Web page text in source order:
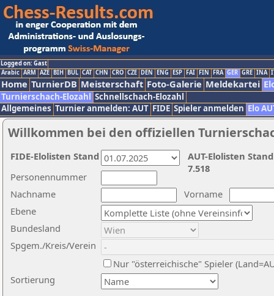
Logged on: Gast
Arabic ARM AZE BIH BUL CAT CHN CRO CZE DEN ENG ESP FAI FIN FRA GER GRE INA
Home TurnierDB Meisterschaft Foto-Galerie Meldekartei
Turnierschach-Elozahl Schnellschach-Elozahl
Allgemeines Turnier anmelden: AUT FIDE Spieler anmelden Elo
Willkommen bei den offiziellen
Nachname
Vorname
Ebene
Sortierung
Personennummer
Bundesland
Spgem./Kreis/Verein
Nur "österreichische" Spieler
AUT-Elolisten
7.518
FIDE-Elolisten Stand